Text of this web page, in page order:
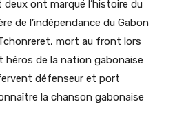
ont marqué l’histoire du
de l’indépendance du Gabon
mort au front lors
héros de la nation gabonaise
défenseur et port
la chanson gabonaise